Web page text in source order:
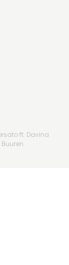
ft. Davina